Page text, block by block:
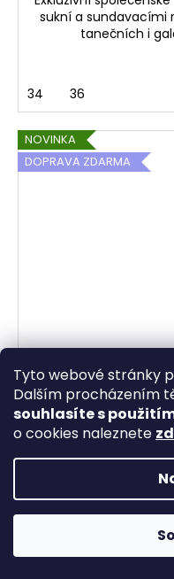
Tyto webové stránky
Dalším procházením
souhlasíte s
o cookies naleznete
20% sleva s kódem
sukní a sundavacími
tanečních i
34 36
NOVINKA
DOPRAVA ZDARMA